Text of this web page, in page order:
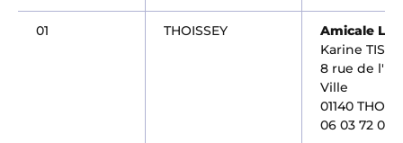
01 THOISSEY
Amicale
Karine
8 rue de
Ville
01140
06 03 72 00